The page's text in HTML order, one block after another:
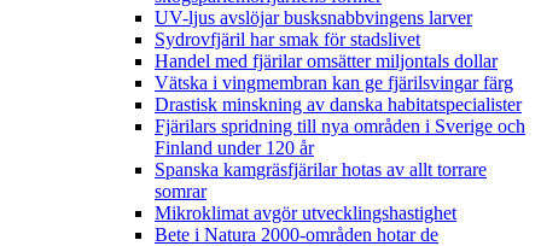
UV-ljus avslöjar busksnabbvingens larver
Sydrovfjäril har smak för stadslivet
Handel med fjärilar omsätter miljontals dollar
Vätska i vingmembran kan ge fjärilsvingar färg
Drastisk minskning av danska habitatspecialister
Fjärilars spridning till nya områden i Sverige och
Finland under 120 år
Spanska kamgräsfjärilar hotas av allt torrare
somrar
Mikroklimat avgör utvecklingshastighet
Bete i Natura 2000-områden hotar de